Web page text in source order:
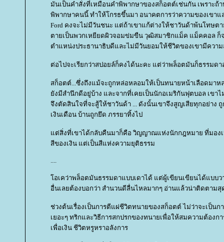
มันเป็นคำสั่งที่เหมือนคำพิพากษาของสก็อตต์เช่นกัน เพราะถ้า
พิพากษาคนนี้ ทำให้โกรธขึ้นมา อนาคตการว่าความของเขาแ
Ford คงจะไม่มีวันชนะ แต่ถ้าเขาแก้ต่างให้ชาวันด้าพ้นโทษตา
ตายเป็นพวกเหยียดผิวจอมข่มขืน วุฒิสมาชิกแม็ค แม็คคอล ก็
ตำแหน่งประธานาธิบดีและไม่มีวันยอมให้ชีวิตของเขามีควา
ต่อไปจะเรียกว่าสปอยล์ก็คงได้นะคะ แต่ว่าพล็อตมันก็ธรรมดา
สก็อตต์...ซึ่งถึงแม้จะถูกหล่อหลอมให้เป็นทนายหน้าเลือดมาห
งมีสำนึกดีอยู่บ้าง และจากที่เคยเป็นนักอเมริกันฟุตบอล เขา
จึงตัดสินใจที่จะสู้ให้ชาวันด้า ... ดังนั้นเขาจึงสูญเสียทุกอย่าง
เงินเดือน บ้านถูกยึด ภรรยาทิ้งไป
ต่สิ่งที่เขาได้กลับคืนมาก็คือ วิญญาณแห่งนักกฎหมาย ที่มอง
สีของเงิน แต่เป็นสีแห่งความยุติธรรม
....
อเคว่าพล็อตมันธรรมดาแบบเดาได้ แต่ผู้เขียนเขียนได้แบบว
อื่นเลยต้องบอกว่า สำนวนดีลื่นไหลมากๆ อ่านแล้วน่าติดตามสุ
ช่วงต้นเรื่องเป็นการตีแผ่ชีวิตทนายของสก็อตต์ ไม่ว่าจะเป็นก
เยอะๆ ทริกและวิธีการสกปรกของทนายเพื่อให้สมความต้องก
เพื่อเงิน ชีวิตหรูหราอลังการ